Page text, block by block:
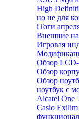
High
но не для
iТоги
Внешние
Игровая
Обзор
Обзор
Обзор
ноутбук с
Alcatel One
Casio